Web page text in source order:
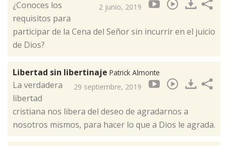
2 junio, 2019
¿Conoces los
requisitos para
participar de la Cena del Señor sin incurrir en el juicio
de Dios?
Libertad sin libertinaje Patrick Almonte
29 septiembre, 2019
La verdadera
libertad
cristiana nos libera del deseo de agradarnos a
nosotros mismos, para hacer lo que a Dios le agrada.